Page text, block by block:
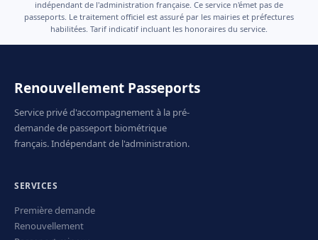
indépendant de l'administration française. Ce service n'émet pas de
passeports. Le traitement officiel est assuré par les mairies et préfectures
habilitées. Tarif indicatif incluant les honoraires du service.
Renouvellement Passeports
Service privé d'accompagnement à la pré-
demande de passeport biométrique
français. Indépendant de l'administration.
SERVICES
Première demande
Renouvellement